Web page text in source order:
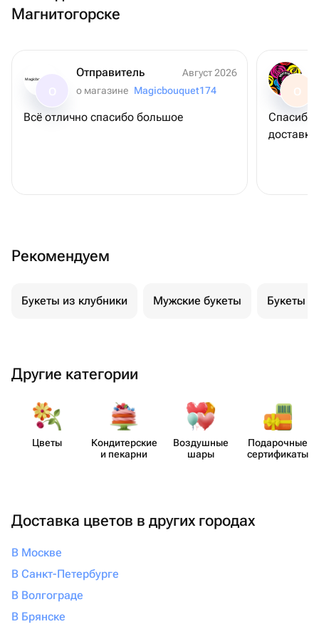
Магнитогорске
Magicbouquet174 Отправитель
Август 2026
о магазине Magicbouquet174
Всё отлично спасибо большое
О
Спасибо
Рекомендуем
Букеты из клубники Мужские букеты Букеты
Другие категории
Цветы
Кондит​ерские
и пекарни
Воздушные
шары
Пода​рочные
серти​фикаты
Доставка цветов в других городах
В Москве
В Санкт-Петербурге
В Волгограде
В Брянске